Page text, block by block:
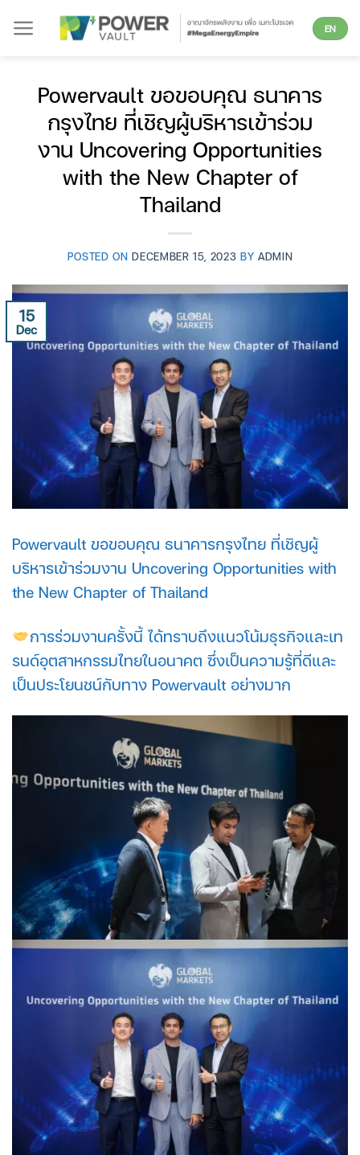
EN
Powervault ขอขอบคุณ ธนาคาร
กรุงไทย ที่เชิญผู้บริหารเข้าร่วม
งาน Uncovering Opportunities
with the New Chapter of
Thailand
POSTED ONDECEMBER 15, 2023 BYADMIN
15
Dec
Powervault ขอขอบคุณ ธนาคารกรุงไทย ที่เชิญผู้
บริหารเข้าร่วมงาน Uncovering Opportunities with
the New Chapter of Thailand
การร่วมงานครั้งนี้ ได้ทราบถึงแนวโน้มธุรกิจและเท
รนด์อุตสาหกรรมไทยในอนาคต ซึ่งเป็นความรู้ที่ดีและ
เป็นประโยนชน์กับทาง Powervault อย่างมาก